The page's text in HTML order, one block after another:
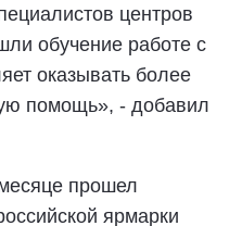
центров
обучение работе с
оказывать более
помощь», - добавил
прошел
ярмарки